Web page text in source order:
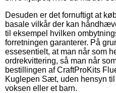
Desuden er det fornuftigt at
basale vilkår der kan
til eksempel hvilken
forretningen garanterer. På
essesentielt, at man når som
ordrekvittering, så man når
bestillingen af CraftProKits
Kuglepen Sæt, uden hensyn
voksen eller et barn.